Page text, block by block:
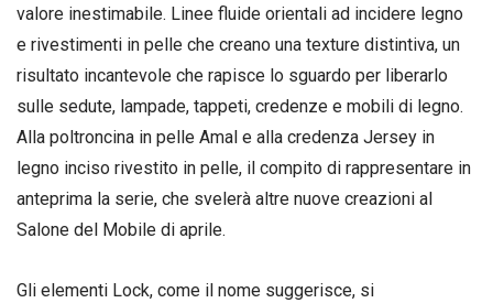
valore inestimabile. Linee fluide orientali ad incidere legno
e rivestimenti in pelle che creano una texture distintiva, un
risultato incantevole che rapisce lo sguardo per liberarlo
sulle sedute, lampade, tappeti, credenze e mobili di legno.
Alla poltroncina in pelle Amal e alla credenza Jersey in
legno inciso rivestito in pelle, il compito di rappresentare in
anteprima la serie, che svelerà altre nuove creazioni al
Salone del Mobile di aprile.
Gli elementi Lock, come il nome suggerisce, si